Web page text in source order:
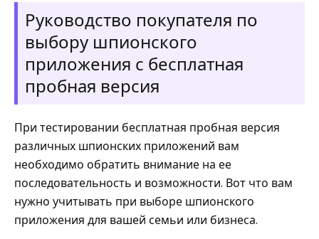
Руководство покупателя по
выбору шпионского
приложения с бесплатная
пробная версия
При тестировании бесплатная пробная версия
различных шпионских приложений вам
необходимо обратить внимание на ее
последовательность и возможности. Вот что вам
нужно учитывать при выборе шпионского
приложения для вашей семьи или бизнеса.